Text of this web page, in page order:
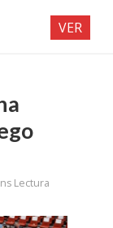
Lectura
VER